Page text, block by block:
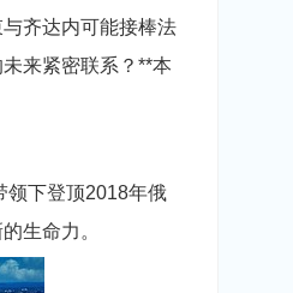
齐达内可能接棒法
来紧密联系？**本
领下登顶2018年俄
生命力。